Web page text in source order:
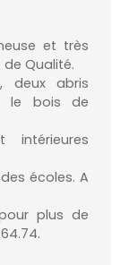
et très
Qualité.
deux abris
le bois de
intérieures
écoles. A
plus de